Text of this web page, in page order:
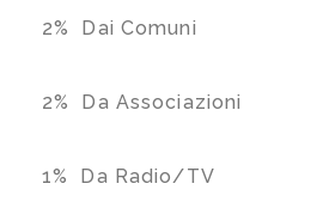
2% Dai Comuni
2% Da Associazioni
1% Da Radio/TV